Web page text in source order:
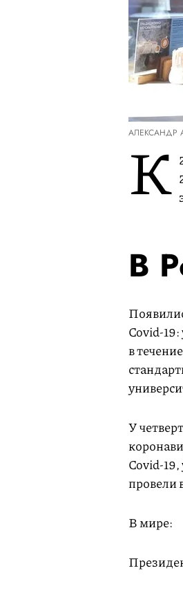
АЛЕКСАНДР
К
В
Covid-
в
У
Covid-19,
В мире: